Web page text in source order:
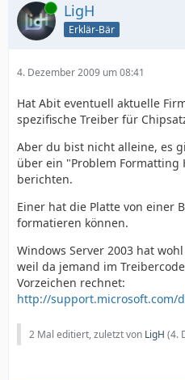
Online LigH
Erklär-Bär
4. Dezember 2009 um 08:41
Hat Abit eventuell aktuelle
spezifische Treiber für
Aber du bist nicht alleine, es
über ein "Problem Formatting
berichten.
Einer hat die Platte von einer
formatieren können.
Windows Server 2003 hat
weil da jemand im
Vorzeichen rechnet:
http://support.microsoft.com/
2 Mal editiert, zuletzt von LigH (4.